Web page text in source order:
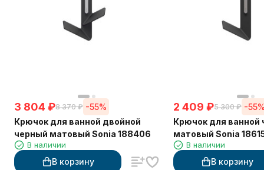
3 804 ₽8 370 ₽ -55%
Крючок для ванной двойной
черный матовый Sonia 188406
В наличии
В корзину
2 409 ₽5 300 ₽ -55%
Крючок для ванной
матовый Sonia
В наличии
В корзину